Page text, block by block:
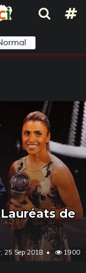
de
25 Sep 2018 1900